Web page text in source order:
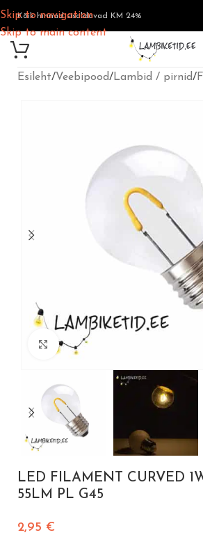
Skip to navigation
Skip to main content
Kõik hinnad sisaldavad KM 24%
Esileht/Veebipood/Lambid / pirnid/
Vajuta suurendamiseks
LED FILAMENT CURVED
55LM PL G45
2,95 €